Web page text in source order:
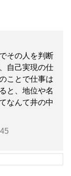
その人を判断
自己実現の仕
ことで仕事は
と、地位や名
なんて井の中